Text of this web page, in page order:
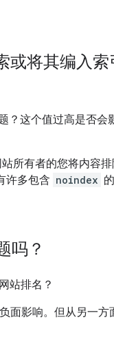
或将其编入索
？这个值过高是否会
所有者的您将内容
许多包含 noindex
吗？
站排名？
面影响。但从另一方